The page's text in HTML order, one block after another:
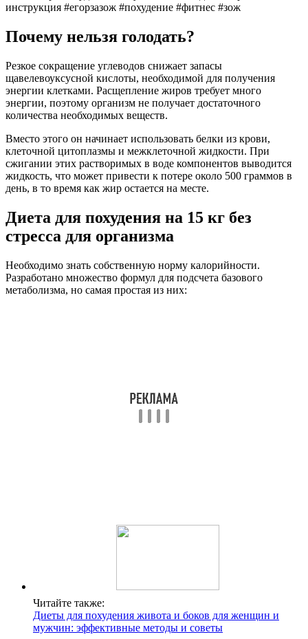
инструкция #егорзазож #похудение #фитнес #зож
Почему нельзя голодать?
Резкое сокращение углеводов снижает запасы
щавелевоуксусной кислоты, необходимой для получения
энергии клетками. Расщепление жиров требует много
энергии, поэтому организм не получает достаточного
количества необходимых веществ.
Вместо этого он начинает использовать белки из крови,
клеточной цитоплазмы и межклеточной жидкости. При
сжигании этих растворимых в воде компонентов выводится
жидкость, что может привести к потере около 500 граммов в
день, в то время как жир остается на месте.
Диета для похудения на 15 кг без
стресса для организма
Необходимо знать собственную норму калорийности.
Разработано множество формул для подсчета базового
метаболизма, но самая простая из них:
Читайте также:
Диеты для похудения живота и боков для женщин и
мужчин: эффективные методы и советы